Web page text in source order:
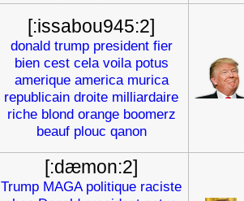
[:issabou945:2]
donald trump president fier
bien cest cela voila potus
amerique america murica
republicain droite milliardaire
riche blond orange boomerz
beauf plouc qanon
[:dæmon:2]
Trump MAGA politique raciste